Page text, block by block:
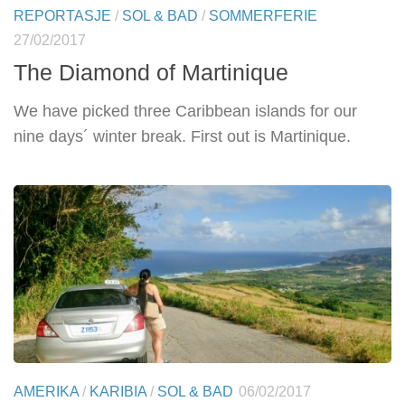
REPORTASJE / SOL & BAD / SOMMERFERIE
27/02/2017
The Diamond of Martinique
We have picked three Caribbean islands for our
nine days´ winter break. First out is Martinique.
AMERIKA/ KARIBIA/ SOL & BAD 06/02/2017